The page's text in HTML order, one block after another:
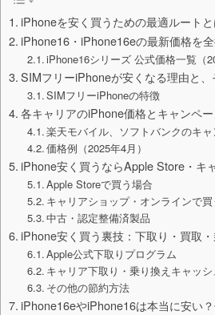
iPhoneを安く買うための最適ルート
iPhone16・iPhone16eの最新価格を
iPhone16シリーズ 公式価格一覧（
SIMフリーiPhoneが安くなる理由と、
SIMフリーiPhoneの特徴
各キャリアのiPhone価格とキャンペ
楽天モバイル、ソフトバンクのキ
価格例（2025年4月）
iPhone安く買うならApple Store・キ
Apple Storeで買う場合
キャリアショップ・オンラインで
中古・認定整備済製品
iPhone安く買う裏技：下取り・買取
Apple公式下取りプログラム
キャリア下取り・乗り換えキャッシ
その他の節約方法
iPhone16eやiPhone16は本当に安い